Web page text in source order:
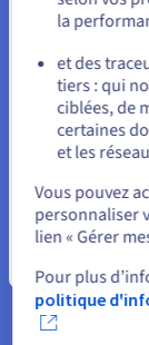
VMware
d’autres
renforçant
complète de
vSphere : en
couche de
des hôtes
associées.
virtualisation
avancées au
vSAN : Cloud
Rester sur
la
et des
tiers : qui
ciblées, de
certaines
et les
Vous pouvez
personnaliser
lien « Gérer
Pour plus
politique